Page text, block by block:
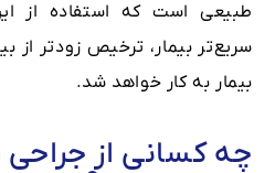
طبیعی ‌است که استفاده از
سریع‌تر بیمار، ترخیص زودتر از
بیمار به کار خواهد شد.
چه کسانی از جراحی